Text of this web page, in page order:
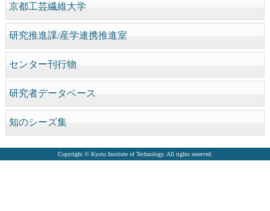
京都工芸繊維大学
研究推進課/産学連携推進室
センター刊行物
研究者データベース
知のシーズ集
Copyright © Kyoto Institute of Technology. All rights reserved.